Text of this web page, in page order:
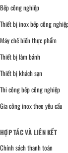
Bếp công nghiệp
Thiết bị inox bếp công
Máy chế biến thực phẩm
Thiết bị làm bánh
Thiết bị khách sạn
Thi công bếp công nghiệp
Gia công inox theo yêu cầu
HỢP TÁC VÀ LIÊN KẾT
Chính sách thanh toán